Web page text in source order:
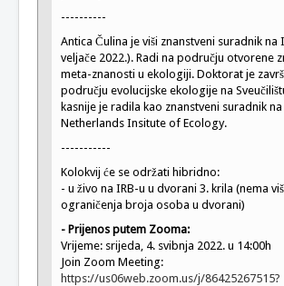
----------
Antica Čulina je viši znanstveni suradnik na
veljače 2022.). Radi na području otvorene
meta-znanosti u ekologiji. Doktorat je
području evolucijske ekologije na
kasnije je radila kao znanstveni suradnik na
Netherlands Insitute of Ecology.
-----------
Kolokvij će se održati hibridno:
- u živo na IRB-u u dvorani 3. krila (nema
ograničenja broja osoba u dvorani)
- Prijenos putem Zooma:
Vrijeme: srijeda, 4. svibnja 2022. u 14:00h
Join Zoom Meeting:
https://us06web.zoom.us/j/86425267515?